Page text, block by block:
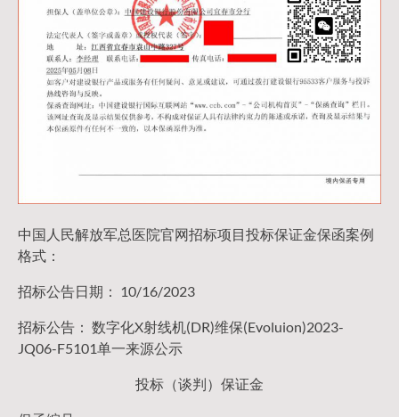
中国人民解放军总医院官网招标项目投标保证金保函案例
格式：
招标公告日期： 10/16/2023
招标公告： 数字化X射线机(DR)维保(Evoluion)2023-
JQ06-F5101单一来源公示
投标（谈判）保证金